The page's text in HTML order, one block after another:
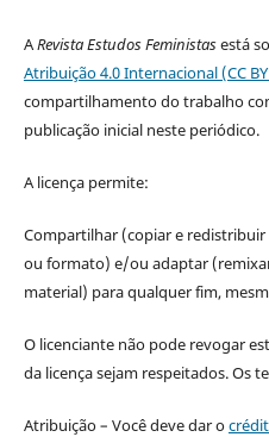
ARevista Estudos Feministasestá
Atribuição 4.0 Internacional (CC
compartilhamento do trabalho
publicação inicial neste periódico.
A licença permite:
Compartilhar (copiar e
ou formato) e/ou adaptar
material) para qualquer fim,
O licenciante não pode revogar
da licença sejam respeitados. Os
Atribuição – Você deve dar o